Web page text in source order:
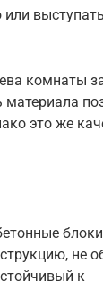
комнаты
материала
это же
не
к